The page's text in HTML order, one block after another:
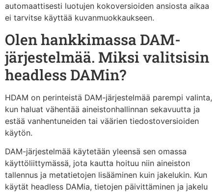
automaattisesti luotujen kokoversioiden ansiosta aikaa
ei tarvitse käyttää kuvanmuokkaukseen.
Olen hankkimassa DAM-
järjestelmää. Miksi valitsisin
headless DAMin?
HDAM on perinteistä DAM-järjestelmää parempi valinta,
kun haluat vähentää aineistonhallinnan sekavuutta ja
estää vanhentuneiden tai väärien tiedostoversioiden
käytön.
DAM-järjestelmää käytetään yleensä sen omassa
käyttöliittymässä, jota kautta hoituu niin aineiston
tallennus ja metatietojen lisääminen kuin jakelukin. Kun
käytät headless DAMia, tietojen päivittäminen ja jakelu